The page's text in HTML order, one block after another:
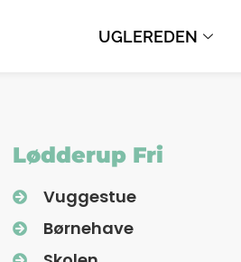
UGLEREDEN
Lødderup Fri
Vuggestue
Børnehave